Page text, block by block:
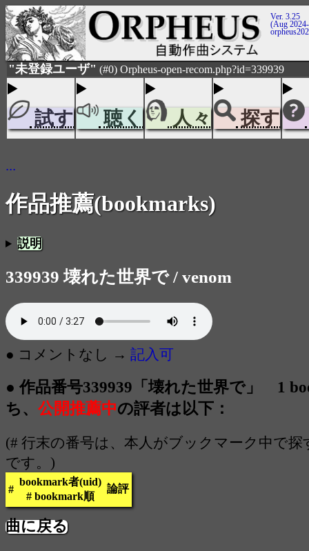
Ver. 3.25
(Aug
"未登録ユーザ" (#0) Orpheus-open-recom.php?id=339939
試す 聴く 人々 探す
...
作品推薦(bookmarks)
説明
339939 壊れた世界で / venom
● コメントなし → 記入可
● 作品番号339939「壊れた世界で」 1
ち、 公開推薦中の評者は以下：
(# 行末の番号は、本人がブックマーク中で探
です。)
#
bookmark者(uid)
# bookmark順
論評
曲に戻る